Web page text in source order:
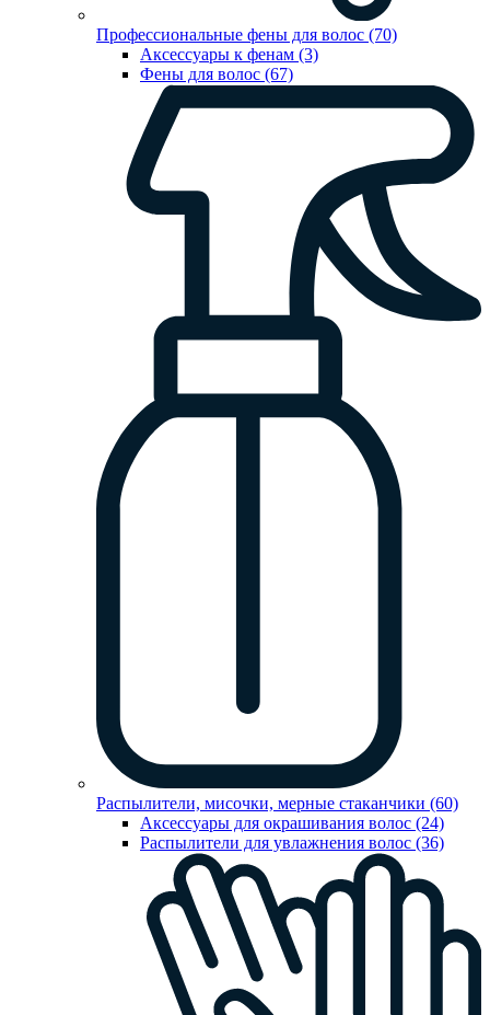
Профессиональные фены для волос (70)
Аксессуары к фенам (3)
Фены для волос (67)
Распылители, мисочки, мерные стаканчики (60)
Аксессуары для окрашивания волос (24)
Распылители для увлажнения волос (36)